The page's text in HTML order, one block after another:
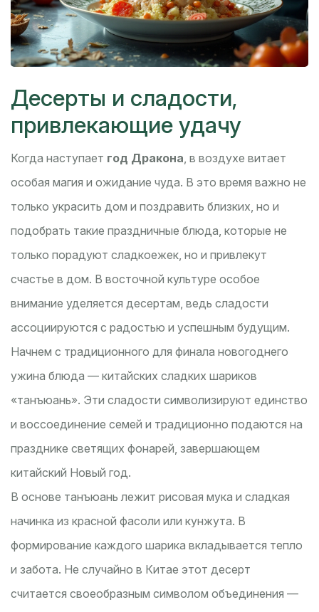
Десерты и сладости,
привлекающие удачу
Когда наступает год Дракона , в воздухе витает
особая магия и ожидание чуда. В это время важно не
только украсить дом и поздравить близких, но и
подобрать такие праздничные блюда, которые не
только порадуют сладкоежек, но и привлекут
счастье в дом. В восточной культуре особое
внимание уделяется десертам, ведь сладости
ассоциируются с радостью и успешным будущим.
Начнем с традиционного для финала новогоднего
ужина блюда — китайских сладких шариков
«танъюань». Эти сладости символизируют единство
и воссоединение семей и традиционно подаются на
празднике светящих фонарей, завершающем
китайский Новый год.
В основе танъюань лежит рисовая мука и сладкая
начинка из красной фасоли или кунжута. В
формирование каждого шарика вкладывается тепло
и забота. Не случайно в Китае этот десерт
считается своеобразным символом объединения —